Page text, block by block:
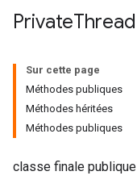
PrivateThread
Sur cette page
Méthodes publiques
Méthodes héritées
Méthodes publiques
classe finale publique